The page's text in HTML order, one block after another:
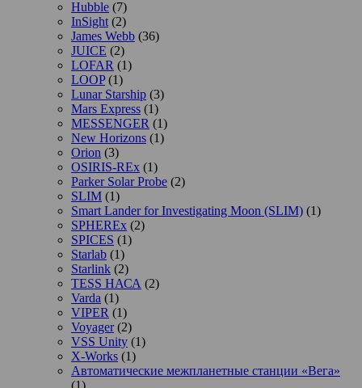
Hubble (7)
InSight (2)
James Webb (36)
JUICE (2)
LOFAR (1)
LOOP(1)
Lunar Starship (3)
Mars Express (1)
MESSENGER (1)
New Horizons (1)
Orion (3)
OSIRIS-REx (1)
Parker Solar Probe (2)
SLIM (1)
Smart Lander for Investigating Moon (SLIM) (1)
SPHEREx (2)
SPICES (1)
Starlab (1)
Starlink (2)
TESS НАСА (2)
Varda (1)
VIPER (1)
Voyager(2)
VSS Unity (1)
X-Works (1)
Автоматические межпланетные станции «Вега»
(1)